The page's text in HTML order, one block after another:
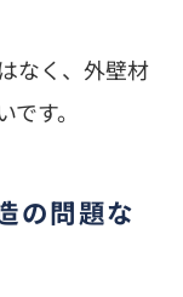
なく、外壁材
す。
の問題な